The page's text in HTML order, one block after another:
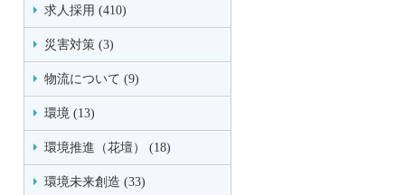
求人採用 (410)
災害対策 (3)
物流について (9)
環境 (13)
環境推進（花壇） (18)
環境未来創造 (33)